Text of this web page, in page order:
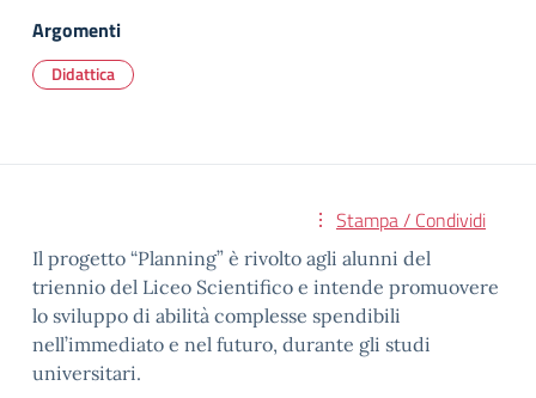
Argomenti
Didattica
Stampa / Condividi
Il progetto “Planning” è rivolto agli alunni del
triennio del Liceo Scientifico e intende promuovere
lo sviluppo di abilità complesse spendibili
nell’immediato e nel futuro, durante gli studi
universitari.